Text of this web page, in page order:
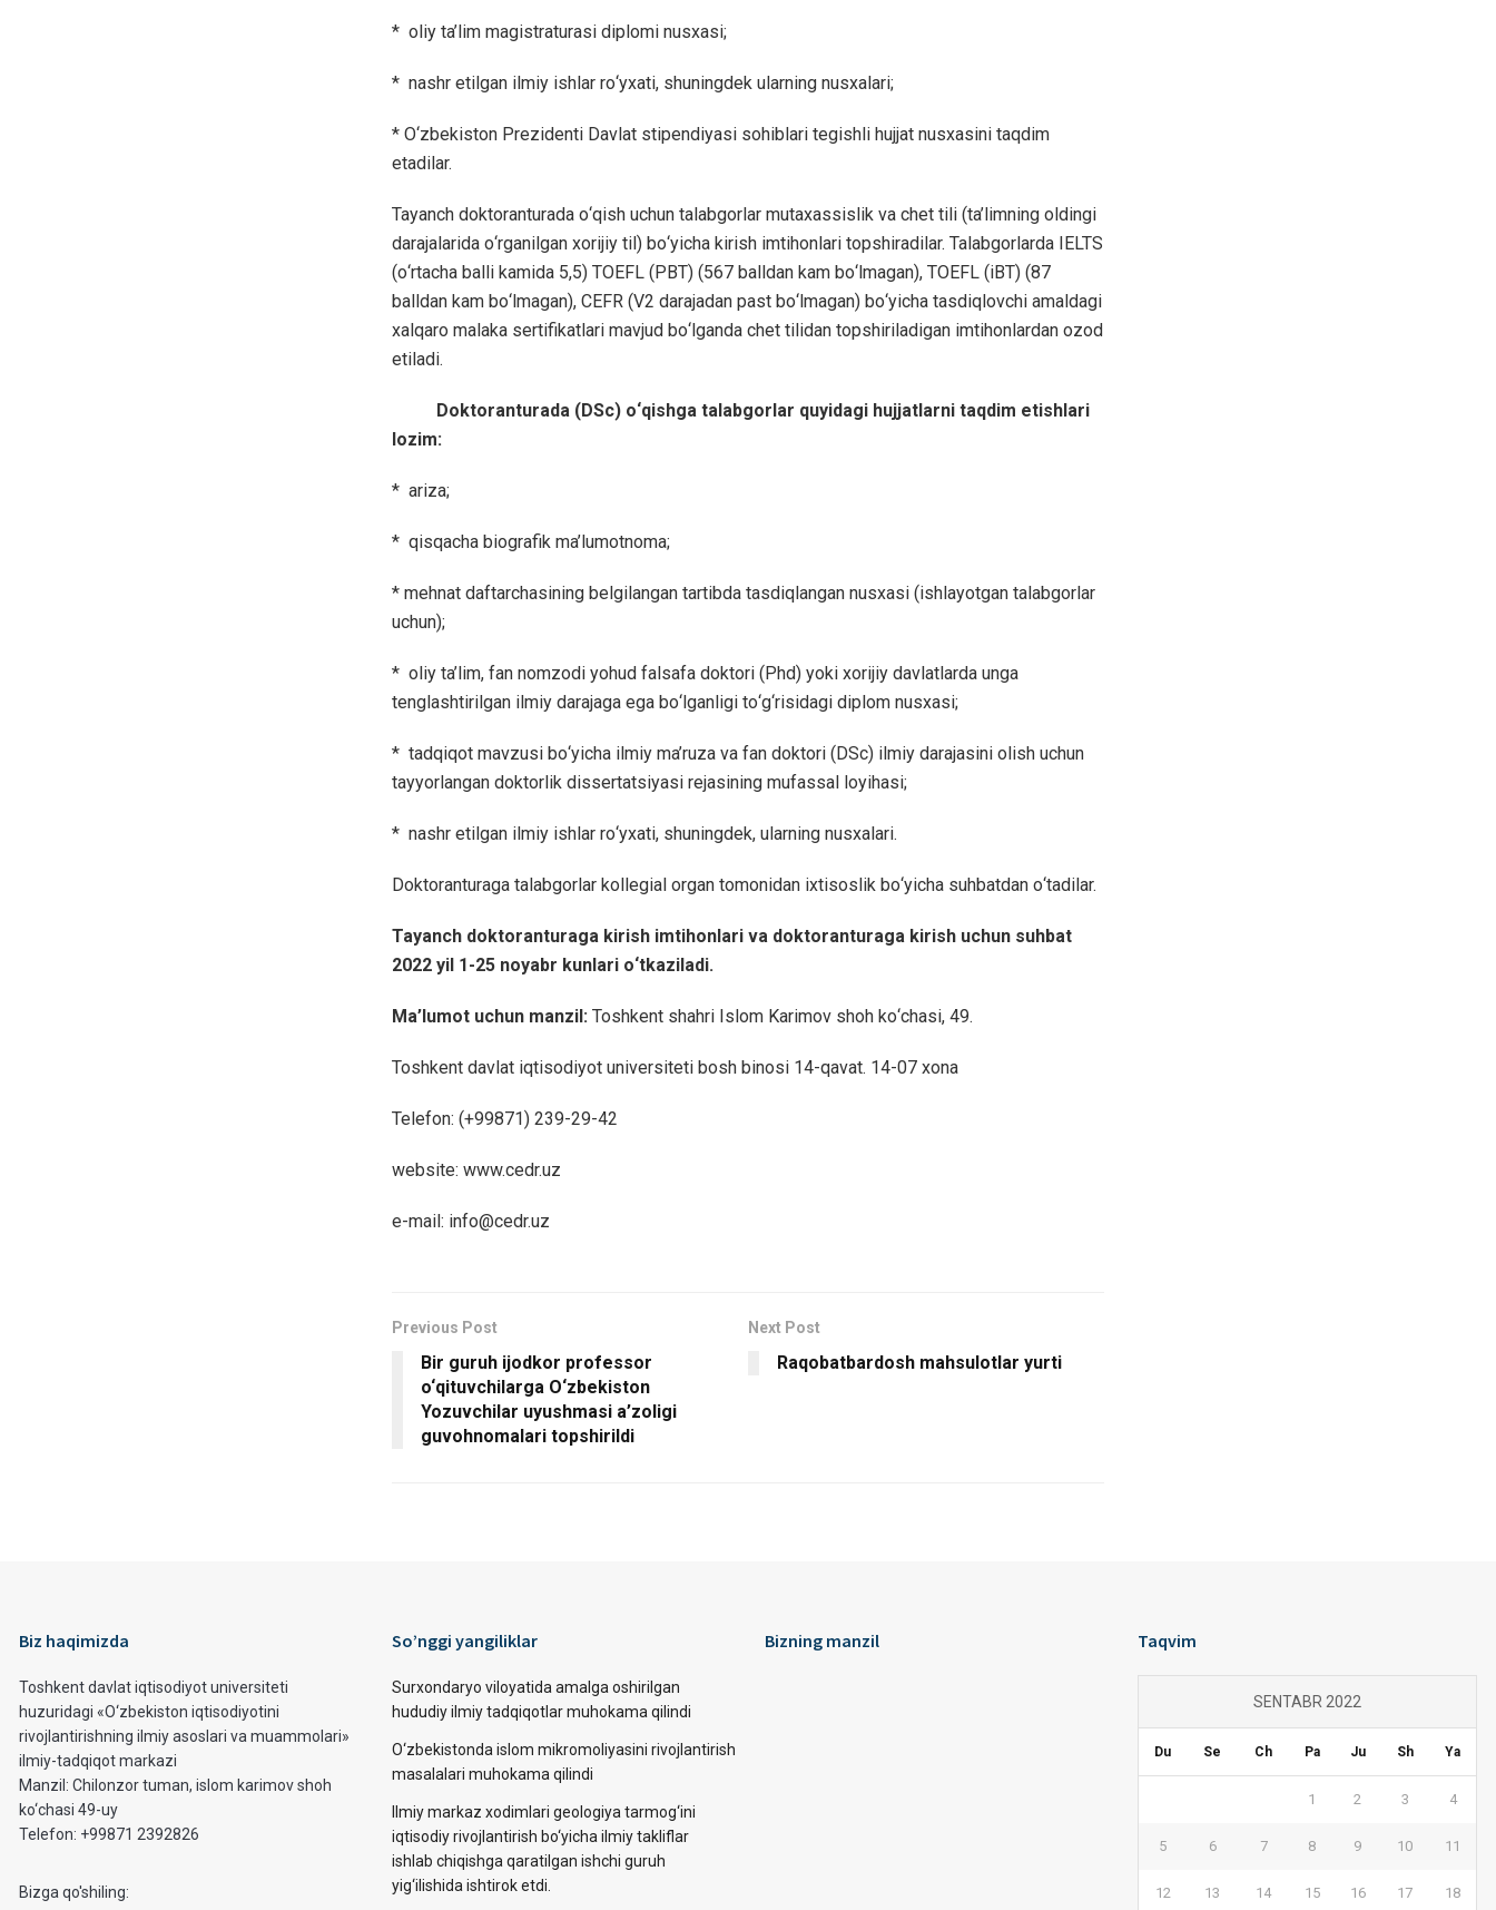
* oliy ta’lim magistraturasi diplomi nusxasi;
* nashr etilgan ilmiy ishlar rо‘yxati, shuningdek ularning nusxalari;
* О‘zbekiston Prezidenti Davlat stipendiyasi sohiblari tegishli hujjat nusxasini taqdim
etadilar.
Tayanch doktoranturada о‘qish uchun talabgorlar mutaxassislik va chet tili (ta’limning oldingi
darajalarida о‘rganilgan xorijiy til) bо‘yicha kirish imtihonlari topshiradilar. Talabgorlarda IELTS
(о‘rtacha balli kamida 5,5) TOEFL (PBT) (567 balldan kam bо‘lmagan), TOEFL (iBT) (87
balldan kam bо‘lmagan), CEFR (V2 darajadan past bо‘lmagan) bо‘yicha tasdiqlovchi amaldagi
xalqaro malaka sertifikatlari mavjud bо‘lganda chet tilidan topshiriladigan imtihonlardan ozod
etiladi.
Doktoranturada (DSc) о‘qishga talabgorlar quyidagi hujjatlarni taqdim etishlari
lozim:
* ariza;
* qisqacha biografik ma’lumotnoma;
* mehnat daftarchasining belgilangan tartibda tasdiqlangan nusxasi (ishlayotgan talabgorlar
uchun);
* oliy ta’lim, fan nomzodi yohud falsafa doktori (Phd) yoki xorijiy davlatlarda unga
tenglashtirilgan ilmiy darajaga ega bо‘lganligi tо‘g‘risidagi diplom nusxasi;
* tadqiqot mavzusi bо‘yicha ilmiy ma’ruza va fan doktori (DSc) ilmiy darajasini olish uchun
tayyorlangan doktorlik dissertatsiyasi rejasining mufassal loyihasi;
* nashr etilgan ilmiy ishlar rо‘yxati, shuningdek, ularning nusxalari.
Doktoranturaga talabgorlar kollegial organ tomonidan ixtisoslik bо‘yicha suhbatdan о‘tadilar.
Tayanch doktoranturaga kirish imtihonlari va doktoranturaga kirish uchun suhbat
2022 yil 1-25 noyabr kunlari о‘tkaziladi.
Ma’lumot uchun manzil: Toshkent shahri Islom Karimov shoh kо‘chasi, 49.
Toshkent davlat iqtisodiyot universiteti bosh binosi 14-qavat. 14-07 xona
Telefon: (+99871) 239-29-42
website: www.cedr.uz
e-mail: info@cedr.uz
Previous Post
Bir guruh ijodkor professor
o‘qituvchilarga O‘zbekiston
Yozuvchilar uyushmasi a’zoligi
guvohnomalari topshirildi
Next Post
Raqobatbardosh mahsulotlar yurti
Biz haqimizda
Toshkent davlat iqtisodiyot universiteti
huzuridagi «O‘zbekiston iqtisodiyotini
rivojlantirishning ilmiy asoslari va muammolari»
ilmiy-tadqiqot markazi
Manzil: Chilonzor tuman, islom karimov shoh
ko‘chasi 49-uy
Telefon: +99871 2392826
Bizga qo'shiling:
So’nggi yangiliklar
Surxondaryo viloyatida amalga oshirilgan
hududiy ilmiy tadqiqotlar muhokama qilindi
O‘zbekistonda islom mikromoliyasini rivojlantirish
masalalari muhokama qilindi
Ilmiy markaz xodimlari geologiya tarmog‘ini
iqtisodiy rivojlantirish bo‘yicha ilmiy takliflar
ishlab chiqishga qaratilgan ishchi guruh
yig‘ilishida ishtirok etdi.
Bizning manzil Taqvim
SENTABR 2022
Du Se Ch Pa Ju Sh Ya
1 2 3 4
5 6 7 8 9 10 11
12 13 14 15 16 17 18